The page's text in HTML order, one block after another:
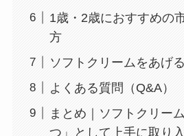
1歳・2歳におすすめの
方
ソフトクリームをあげ
よくある質問（Q&A）
まとめ｜ソフトクリー
つ」として上手に取り